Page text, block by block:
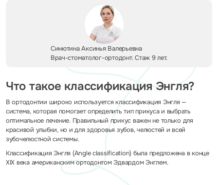
Синютина Аксинья Валерьевна
Врач-стоматолог-ортодонт. Стаж 9 лет.
Что такое классификация Энгля?
В ортодонтии широко используется классификация Энгля —
система, которая помогает определить тип прикуса и выбрать
оптимальное лечение. Правильный прикус важен не только для
красивой улыбки, но и для здоровья зубов, челюстей и всей
зубочелюстной системы.
Классификация Энгля (Angle classification) была предложена в конце
XIX века американским ортодонтом Эдвардом Энглем.